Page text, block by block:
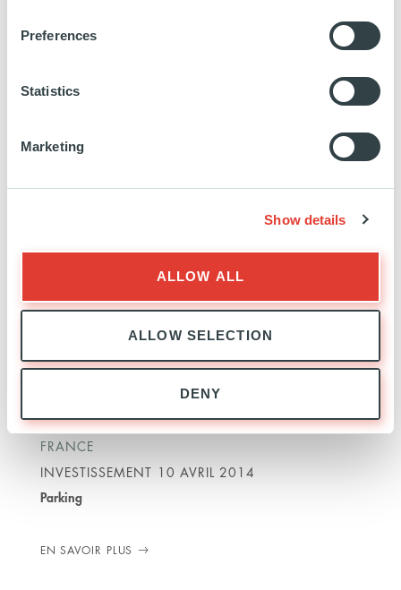
Preferences
Statistics
Marketing
Show details
ALLOW ALL
ALLOW SELECTION
DENY
Inwit
INVESTISSEMENT
FRANCE
INVESTISSEMENT 10 AVRIL 2014
Parking
EN SAVOIR PLUS